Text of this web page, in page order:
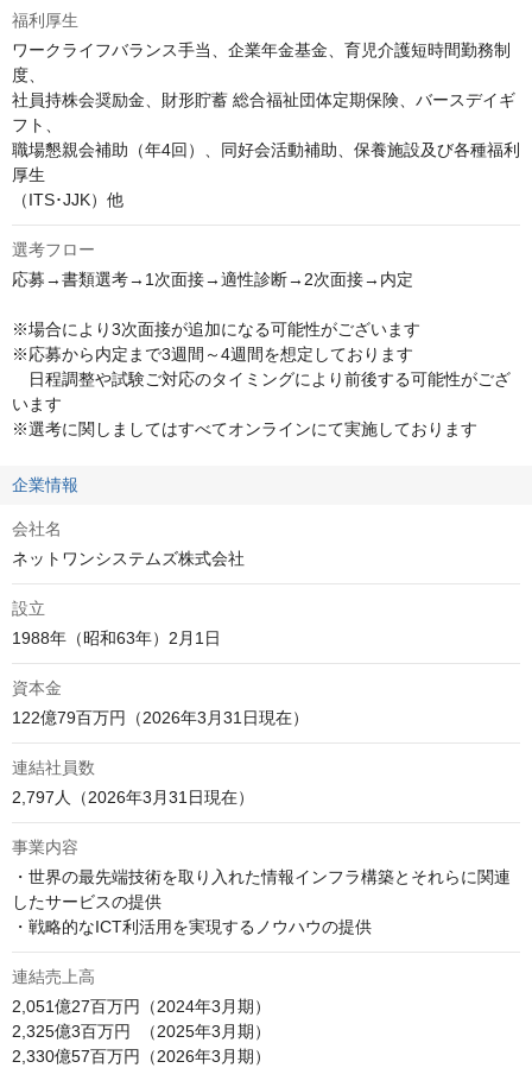
福利厚生
ワークライフバランス手当、企業年金基金、育児介護短時間勤務制
度、
社員持株会奨励金、財形貯蓄 総合福祉団体定期保険、バースデイギ
フト、
職場懇親会補助（年4回）、同好会活動補助、保養施設及び各種福利
厚生
（ITS･JJK）他
選考フロー
応募→書類選考→1次面接→適性診断→2次面接→内定
※場合により3次面接が追加になる可能性がございます
※応募から内定まで3週間～4週間を想定しております
日程調整や試験ご対応のタイミングにより前後する可能性がござ
います
※選考に関しましてはすべてオンラインにて実施しております
企業情報
会社名
ネットワンシステムズ株式会社
設立
1988年（昭和63年）2月1日
資本金
122億79百万円（2026年3月31日現在）
連結社員数
2,797人（2026年3月31日現在）
事業内容
・世界の最先端技術を取り入れた情報インフラ構築とそれらに関連
したサービスの提供
・戦略的なICT利活用を実現するノウハウの提供
連結売上高
2,051億27百万円（2024年3月期）
2,325億3百万円  （2025年3月期）
2,330億57百万円（2026年3月期）